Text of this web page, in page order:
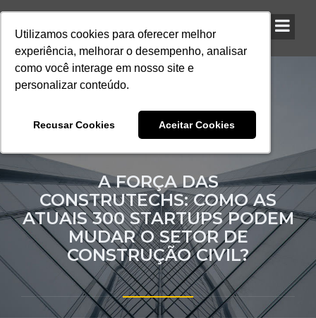
Utilizamos cookies para oferecer melhor
experiência, melhorar o desempenho, analisar
como você interage em nosso site e
personalizar conteúdo.
Recusar Cookies Aceitar Cookies
Utilizamos cookies para oferecer melhor
experiência, melhorar o desempenho, analisar
como você interage em nosso site e
personalizar conteúdo.
Recusar Cookies Aceitar Cookies
Utilizamos cookies para oferecer melhor
experiência, melhorar o desempenho, analisar
como você interage em nosso site e
personalizar conteúdo.
Recusar Cookies Aceitar Cookies
A FORÇA DAS
CONSTRUTECHS: COMO AS
ATUAIS 300 STARTUPS PODEM
MUDAR O SETOR DE
CONSTRUÇÃO CIVIL?